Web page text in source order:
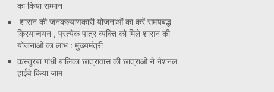
का किया सम्मान
शासन की जनकल्याणकारी योजनाओं का करें समयबद्ध
क्रियान्वयन , प्रत्येक पात्र व्यक्ति को मिले शासन की
योजनाओं का लाभ : मुख्यमंत्री
कस्तूरबा गांधी बालिका छात्रावास की छात्राओं ने नेशनल
हाईवे किया जाम